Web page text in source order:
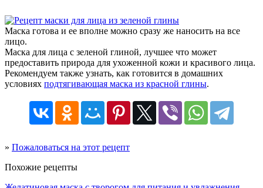
Маска готова и ее вполне можно сразу же наносить на все
лицо.
Маска для лица с зеленой глиной, лучшее что может
предоставить природа для ухоженной кожи и красивого лица.
Рекомендуем также узнать, как готовится в домашних
условиях подтягивающая маска из красной глины.
» Пожаловаться на этот рецепт
Похожие рецепты